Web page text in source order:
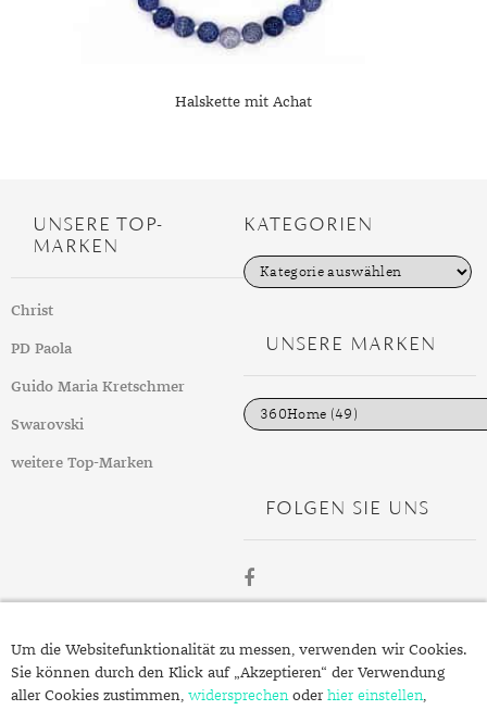
Halskette mit Achat
UNSERE TOP-
MARKEN
Christ
PD Paola
Guido Maria Kretschmer
Swarovski
weitere Top-Marken
KATEGORIEN
K
a
e
n
UNSERE MARKEN
FOLGEN SIE UNS
SCHMUCK.DE
Um die Websitefunktionalität zu messen, verwenden wir Cookies.
Sie können durch den Klick auf „Akzeptieren“ der Verwendung
aller Cookies zustimmen, widersprechenoder hier einstellen,